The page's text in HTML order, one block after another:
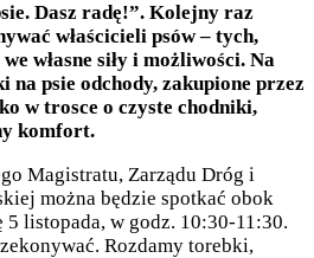
Dasz radę!”. Kolejny raz
właścicieli psów – tych,
własne siły i możliwości. Na
na psie odchody, zakupione przez
w trosce o czyste chodniki,
komfort.
Magistratu, Zarządu Dróg i
można będzie spotkać obok
listopada, w godz. 10:30-11:30.
Rozdamy torebki,